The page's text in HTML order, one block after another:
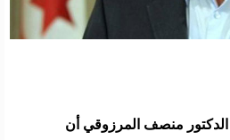
منصف المرزوقي أن